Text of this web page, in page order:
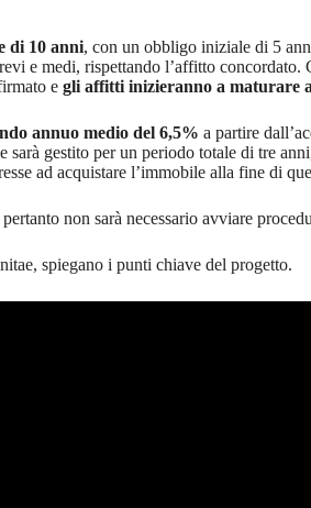
di 10 anni, con un obbligo iniziale di 5
e medi, rispettando l’affitto
e gli affitti inizieranno a maturare
annuo medio del 6,5% a partire
gestito per un periodo totale di tre
ad acquistare l’immobile alla fine di
pertanto non sarà necessario avviare
spiegano i punti chiave del progetto.